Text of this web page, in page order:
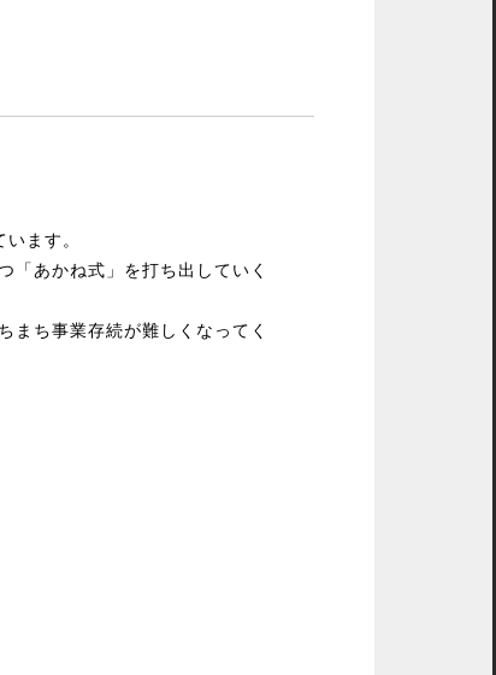
ます。
「あかね式」を打ち出していく
まち事業存続が難しくなってく